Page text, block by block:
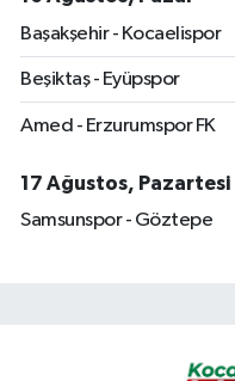
Başakşehir - Kocaelispor
Beşiktaş - Eyüpspor
Amed - Erzurumspor FK
17 Ağustos, Pazartesi
Samsunspor - Göztepe